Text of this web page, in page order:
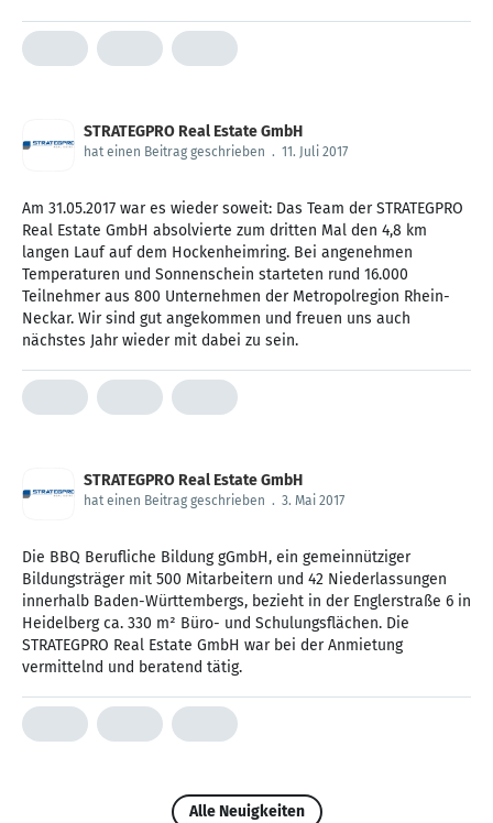
STRATEGPRO Real Estate GmbH
hat einen Beitrag geschrieben . 11. Juli 2017
Am 31.05.2017 war es wieder soweit: Das Team der STRATEGPRO
Real Estate GmbH absolvierte zum dritten Mal den 4,8 km
langen Lauf auf dem Hockenheimring. Bei angenehmen
Temperaturen und Sonnenschein starteten rund 16.000
Teilnehmer aus 800 Unternehmen der Metropolregion Rhein-
Neckar. Wir sind gut angekommen und freuen uns auch
nächstes Jahr wieder mit dabei zu sein.
STRATEGPRO Real Estate GmbH
hat einen Beitrag geschrieben . 3. Mai 2017
Die BBQ Berufliche Bildung gGmbH, ein gemeinnütziger
Bildungsträger mit 500 Mitarbeitern und 42 Niederlassungen
innerhalb Baden-Württembergs, bezieht in der Englerstraße 6 in
Heidelberg ca. 330 m² Büro- und Schulungsflächen. Die
STRATEGPRO Real Estate GmbH war bei der Anmietung
vermittelnd und beratend tätig.
Alle Neuigkeiten